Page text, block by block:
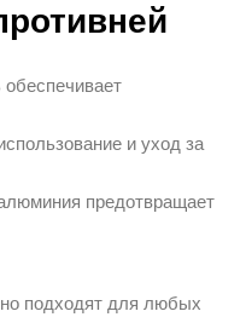
и уход за
предотвращает
подходят для любых